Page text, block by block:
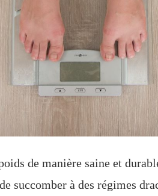
de manière saine et
succomber à des régimes